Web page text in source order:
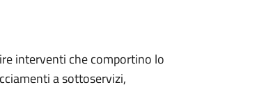
interventi che comportino lo
a sottoservizi,